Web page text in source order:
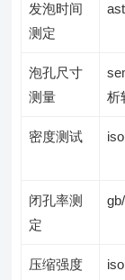
发泡时间
测定
泡孔尺寸
测量
析
密度测试
闭孔率测
定
压缩强度